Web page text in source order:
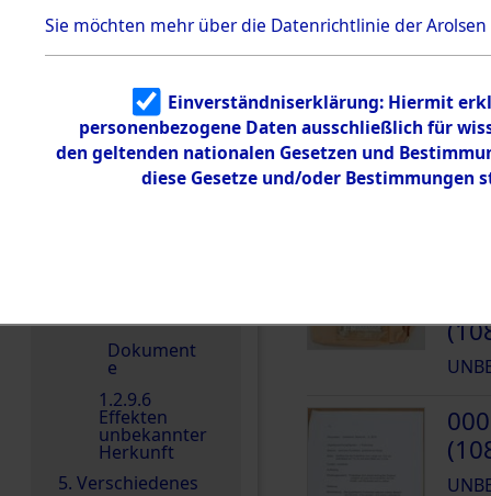
Landesentsch
ädigungsamt
Effekten aus
dem KZ
Neuengamm
e
1.2.9.4
Effekten nicht
Dokument
e
1.2.9.6
Effekten
unbekannter
Herkunft
5. Verschiedenes
Reihenfolge:
Sie möchten mehr über die Datenrichtlinie der Arolsen
Einverständniserklärung: Hiermit
personenbezogene Daten ausschließlich für
den geltenden nationalen Gesetzen und
diese Gesetze und/oder Bestimmungen